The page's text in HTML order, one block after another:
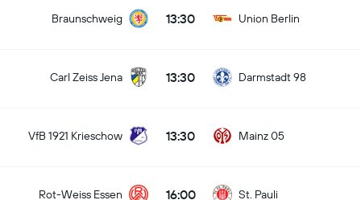
Braunschweig 13:30 Union Berlin
Carl Zeiss Jena 13:30 Darmstadt 98
VfB 1921 Krieschow 13:30 Mainz 05
Rot-Weiss Essen 16:00 St. Pauli